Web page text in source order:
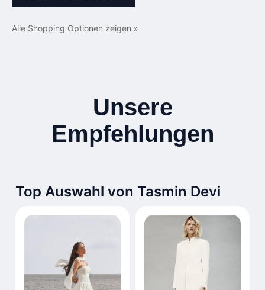
Alle Shopping Optionen zeigen »
Unsere
Empfehlungen
Top Auswahl von Tasmin Devi